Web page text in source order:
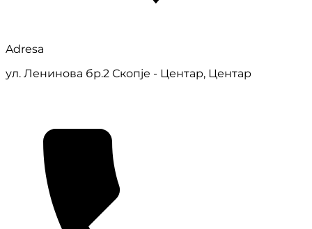
Adresa
ул. Ленинова бр.2 Скопје - Центар, Центар